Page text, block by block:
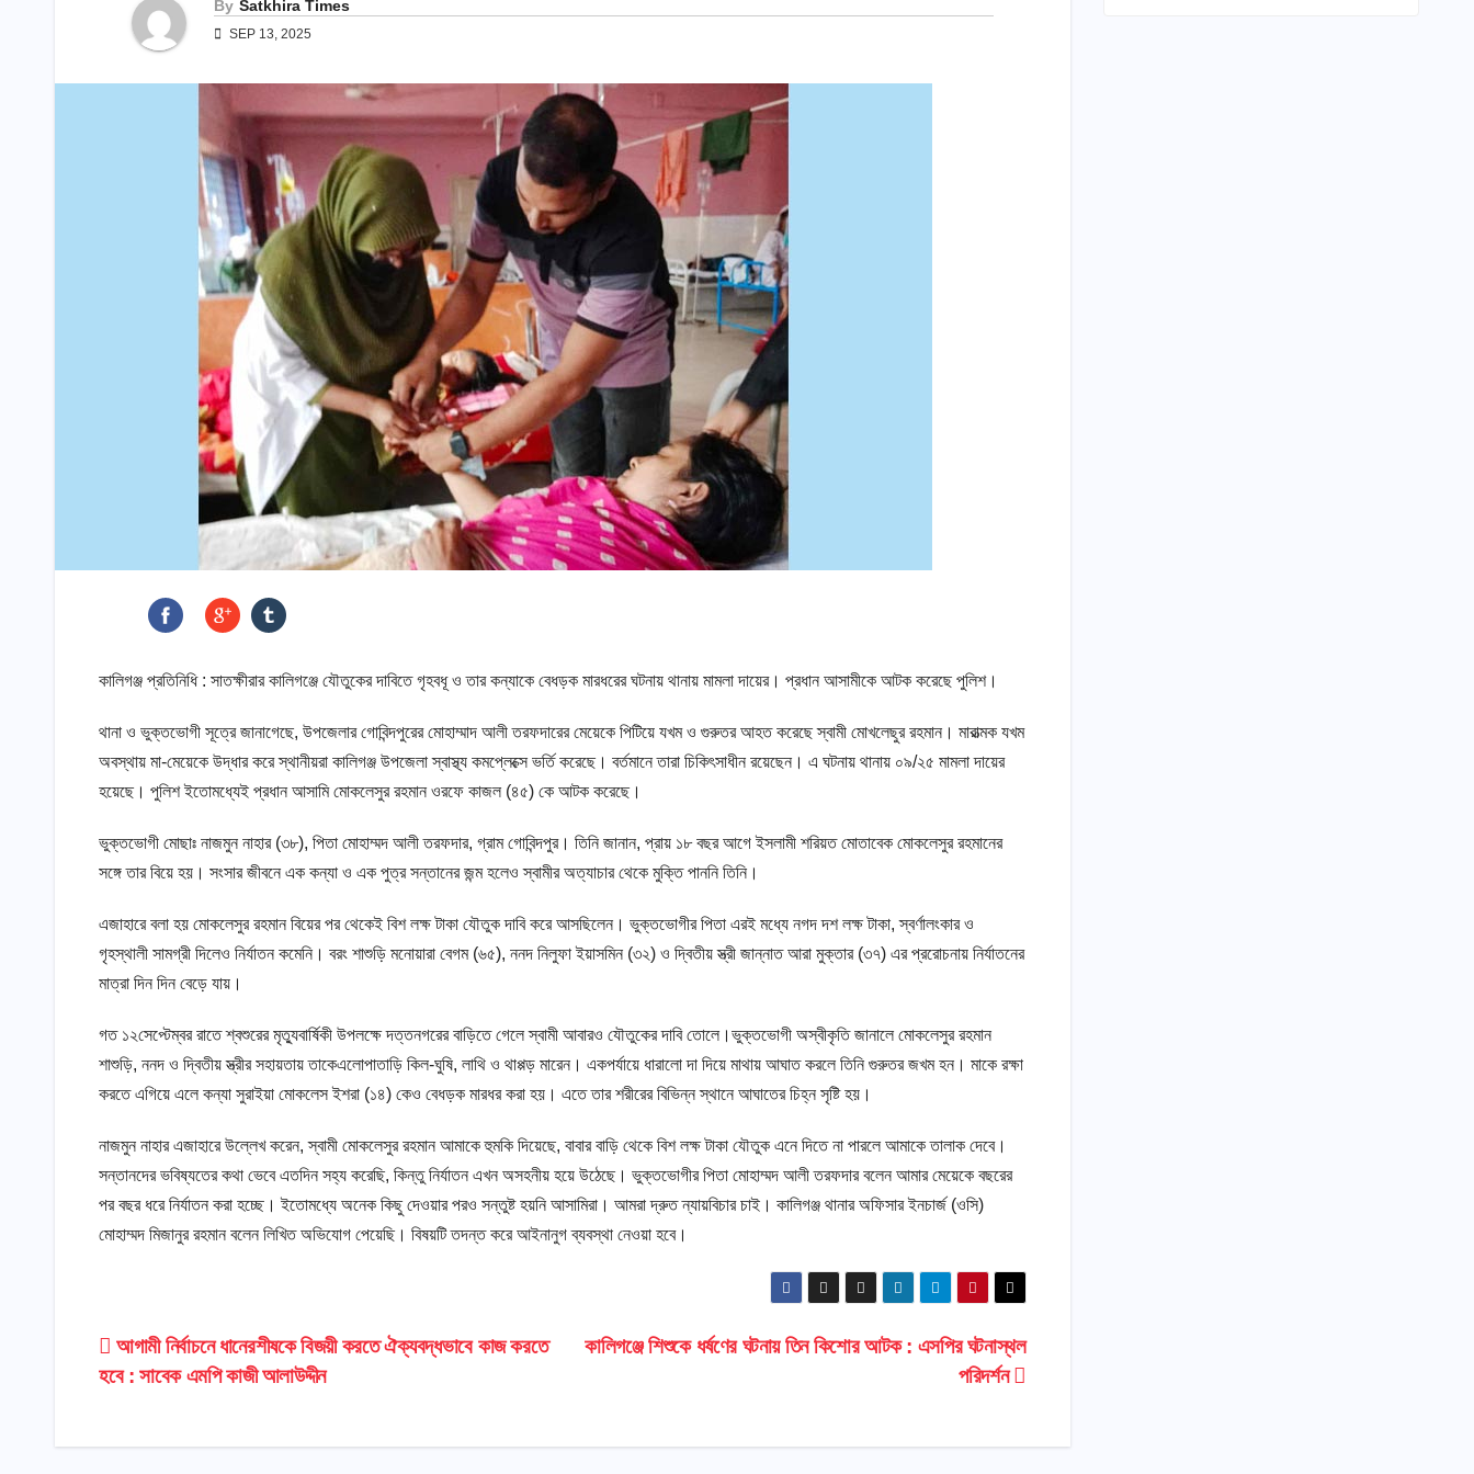
By Satkhira Times
SEP 13, 2025
কালিগঞ্জ প্রতিনিধি : সাতক্ষীরার কালিগঞ্জে যৌতুকের দাবিতে গৃহবধূ ও তার কন্যাকে বেধড়ক মারধরের ঘটনায় থানায় মামলা দায়ের। প্রধান আসামীকে আটক করেছে পুলিশ।
থানা ও ভুক্তভোগী সূত্রে জানাগেছে, উপজেলার গোবিন্দপুরের মোহাম্মাদ আলী তরফদারের মেয়েকে পিটিয়ে যখম ও গুরুতর আহত করেছে স্বামী মোখলেছুর রহমান। মারাত্মক যখম
অবস্থায় মা-মেয়েকে উদ্ধার করে স্থানীয়রা কালিগঞ্জ উপজেলা স্বাস্থ্য কমপ্লেক্সে ভর্তি করেছে। বর্তমানে তারা চিকিৎসাধীন রয়েছেন। এ ঘটনায় থানায় ০৯/২৫ মামলা দায়ের
হয়েছে। পুলিশ ইতোমধ্যেই প্রধান আসামি মোকলেসুর রহমান ওরফে কাজল (৪৫) কে আটক করেছে।
ভুক্তভোগী মোছাঃ নাজমুন নাহার (৩৮), পিতা মোহাম্মদ আলী তরফদার, গ্রাম গোবিন্দপুর। তিনি জানান, প্রায় ১৮ বছর আগে ইসলামী শরিয়ত মোতাবেক মোকলেসুর রহমানের
সঙ্গে তার বিয়ে হয়। সংসার জীবনে এক কন্যা ও এক পুত্র সন্তানের জন্ম হলেও স্বামীর অত্যাচার থেকে মুক্তি পাননি তিনি।
এজাহারে বলা হয় মোকলেসুর রহমান বিয়ের পর থেকেই বিশ লক্ষ টাকা যৌতুক দাবি করে আসছিলেন। ভুক্তভোগীর পিতা এরই মধ্যে নগদ দশ লক্ষ টাকা, স্বর্ণালংকার ও
গৃহস্থালী সামগ্রী দিলেও নির্যাতন কমেনি। বরং শাশুড়ি মনোয়ারা বেগম (৬৫), ননদ নিলুফা ইয়াসমিন (৩২) ও দ্বিতীয় স্ত্রী জান্নাত আরা মুক্তার (৩৭) এর প্ররোচনায় নির্যাতনের
মাত্রা দিন দিন বেড়ে যায়।
গত ১২সেপ্টেম্বর রাতে শ্বশুরের মৃত্যুবার্ষিকী উপলক্ষে দত্তনগরের বাড়িতে গেলে স্বামী আবারও যৌতুকের দাবি তোলে।ভুক্তভোগী অস্বীকৃতি জানালে মোকলেসুর রহমান
শাশুড়ি, ননদ ও দ্বিতীয় স্ত্রীর সহায়তায় তাকেএলোপাতাড়ি কিল-ঘুষি, লাথি ও থাপ্পড় মারেন। একপর্যায়ে ধারালো দা দিয়ে মাথায় আঘাত করলে তিনি গুরুতর জখম হন। মাকে রক্ষা
করতে এগিয়ে এলে কন্যা সুরাইয়া মোকলেস ইশরা (১৪) কেও বেধড়ক মারধর করা হয়। এতে তার শরীরের বিভিন্ন স্থানে আঘাতের চিহ্ন সৃষ্টি হয়।
নাজমুন নাহার এজাহারে উল্লেখ করেন, স্বামী মোকলেসুর রহমান আমাকে হুমকি দিয়েছে, বাবার বাড়ি থেকে বিশ লক্ষ টাকা যৌতুক এনে দিতে না পারলে আমাকে তালাক দেবে।
সন্তানদের ভবিষ্যতের কথা ভেবে এতদিন সহ্য করেছি, কিন্তু নির্যাতন এখন অসহনীয় হয়ে উঠেছে। ভুক্তভোগীর পিতা মোহাম্মদ আলী তরফদার বলেন আমার মেয়েকে বছরের
পর বছর ধরে নির্যাতন করা হচ্ছে। ইতোমধ্যে অনেক কিছু দেওয়ার পরও সন্তুষ্ট হয়নি আসামিরা। আমরা দ্রুত ন্যায়বিচার চাই। কালিগঞ্জ থানার অফিসার ইনচার্জ (ওসি)
মোহাম্মদ মিজানুর রহমান বলেন লিখিত অভিযোগ পেয়েছি। বিষয়টি তদন্ত করে আইনানুগ ব্যবস্থা নেওয়া হবে।
Post
কালিগঞ্জে শিশুকে ধর্ষণের ঘটনায় তিন কিশোর আটক : এসপির ঘটনাস্থল
পরিদর্শন
আগামী নির্বাচনে ধানেরশীষকে বিজয়ী করতে ঐক্যবদ্ধভাবে কাজ করতে
হবে : সাবেক এমপি কাজী আলাউদ্দীন